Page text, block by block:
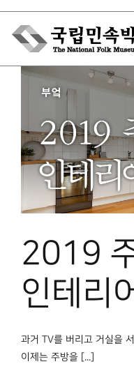
Skip
content
박물관에서는
민속이야기
민속 인사이드
원문보기 PDF
2019
인테리
과거 TV를 버리고 거실을
이제는 주방을 [...]